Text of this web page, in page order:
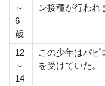
～
6
歳
ン接種が行われ
12
～
14
この少年はパピ
を受けていた。